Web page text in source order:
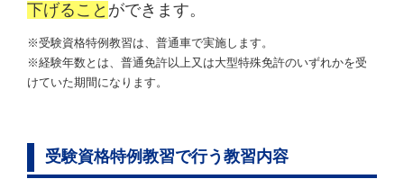
下げること ができます。
※受験資格特例教習は、普通車で実施します。
※経験年数とは、普通免許以上又は大型特殊免許のいずれかを受
けていた期間になります。
受験資格特例教習で行う教習内容